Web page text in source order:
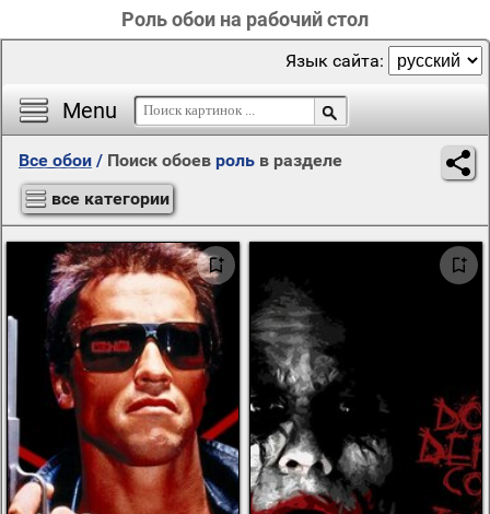
Роль обои на рабочий стол
Menu
Язык сайта:
Все обои / Поиск обоев роль в разделе
все категории